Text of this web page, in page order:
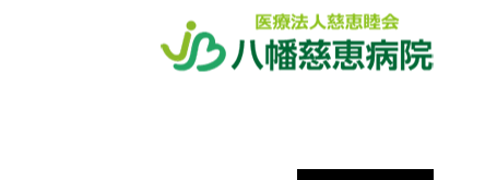
ホーム
ブログ一覧
top_s001